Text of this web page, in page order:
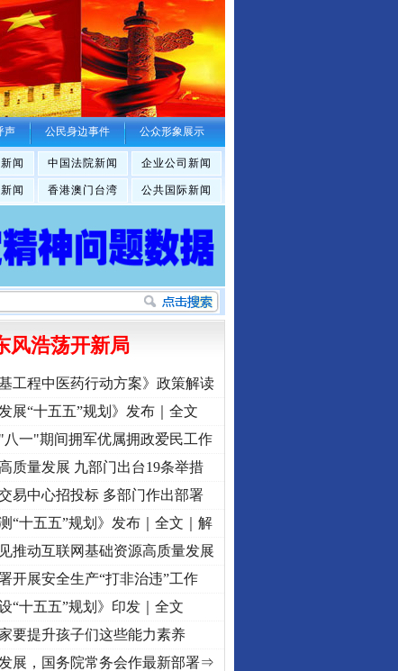
声 公民身边事件 公众形象展示
闻 中国法院新闻 企业公司新闻
闻 香港澳门台湾 公共国际新闻
初心使命 奋进复兴征程丨“转折之城”激荡..
风浩荡开新局
工程中医药行动方案》政策解读
展“十五五”规划》发布｜全文
八一"期间拥军优属拥政爱民工作
质量发展 九部门出台19条举措
易中心招投标 多部门作出部署
“十五五”规划》发布｜全文｜解
推动互联网基础资源高质量发展
开展安全生产“打非治违”工作
“十五五”规划》印发｜全文
要提升孩子们这些能力素养
展，国务院常务会作最新部署⇒